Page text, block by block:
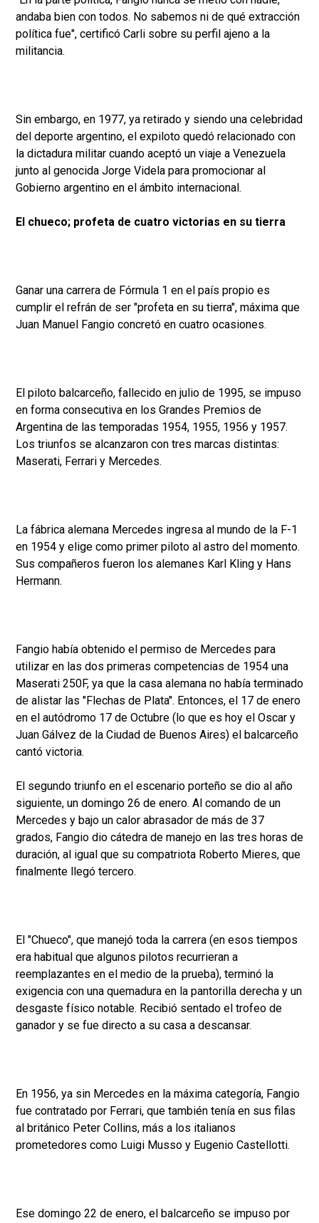
andaba bien con todos. No sabemos ni de qué extracción
política fue", certificó Carli sobre su perfil ajeno a la
militancia.
Sin embargo, en 1977, ya retirado y siendo una celebridad
del deporte argentino, el expiloto quedó relacionado con
la dictadura militar cuando aceptó un viaje a Venezuela
junto al genocida Jorge Videla para promocionar al
Gobierno argentino en el ámbito internacional.
El chueco; profeta de cuatro victorias en su tierra
Ganar una carrera de Fórmula 1 en el país propio es
cumplir el refrán de ser "profeta en su tierra", máxima que
Juan Manuel Fangio concretó en cuatro ocasiones.
El piloto balcarceño, fallecido en julio de 1995, se impuso
en forma consecutiva en los Grandes Premios de
Argentina de las temporadas 1954, 1955, 1956 y 1957.
Los triunfos se alcanzaron con tres marcas distintas:
Maserati, Ferrari y Mercedes.
La fábrica alemana Mercedes ingresa al mundo de la F-1
en 1954 y elige como primer piloto al astro del momento.
Sus compañeros fueron los alemanes Karl Kling y Hans
Hermann.
Fangio había obtenido el permiso de Mercedes para
utilizar en las dos primeras competencias de 1954 una
Maserati 250F, ya que la casa alemana no había terminado
de alistar las "Flechas de Plata". Entonces, el 17 de enero
en el autódromo 17 de Octubre (lo que es hoy el Oscar y
Juan Gálvez de la Ciudad de Buenos Aires) el balcarceño
cantó victoria.
El segundo triunfo en el escenario porteño se dio al año
siguiente, un domingo 26 de enero. Al comando de un
Mercedes y bajo un calor abrasador de más de 37
grados, Fangio dio cátedra de manejo en las tres horas de
duración, al igual que su compatriota Roberto Mieres, que
finalmente llegó tercero.
El "Chueco", que manejó toda la carrera (en esos tiempos
era habitual que algunos pilotos recurrieran a
reemplazantes en el medio de la prueba), terminó la
exigencia con una quemadura en la pantorilla derecha y un
desgaste físico notable. Recibió sentado el trofeo de
ganador y se fue directo a su casa a descansar.
En 1956, ya sin Mercedes en la máxima categoría, Fangio
fue contratado por Ferrari, que también tenía en sus filas
al británico Peter Collins, más a los italianos
prometedores como Luigi Musso y Eugenio Castellotti.
Ese domingo 22 de enero, el balcarceño se impuso por